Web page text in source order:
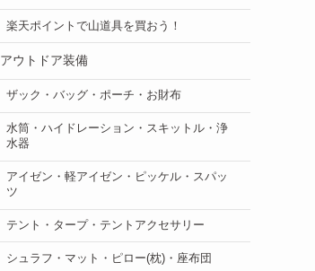
楽天ポイントで山道具を買おう！
アウトドア装備
ザック・バッグ・ポーチ・お財布
水筒・ハイドレーション・スキットル・浄
水器
アイゼン・軽アイゼン・ピッケル・スパッ
ツ
テント・タープ・テントアクセサリー
シュラフ・マット・ピロー(枕)・座布団